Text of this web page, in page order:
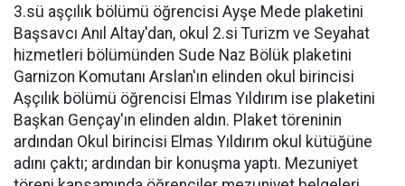
3.sü aşçılık bölümü öğrencisi Ayşe Mede plaketini
Başsavcı Anıl Altay'dan, okul 2.si Turizm ve Seyahat
hizmetleri bölümünden Sude Naz Bölük plaketini
Garnizon Komutanı Arslan'ın elinden okul birincisi
Aşçılık bölümü öğrencisi Elmas Yıldırım ise plaketini
Başkan Gençay'ın elinden aldın. Plaket töreninin
ardından Okul birincisi Elmas Yıldırım okul kütüğüne
adını çaktı; ardından bir konuşma yaptı. Mezuniyet